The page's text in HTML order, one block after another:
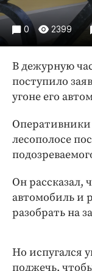
Праздники
Спорт
ПРОЕКТЫ
Клиника
Бренд года
0 2399
В дежурную
поступило
угоне его
лесополосе
Он рассказал,
автомобиль и
разобрать на
Но испугался
поджечь,